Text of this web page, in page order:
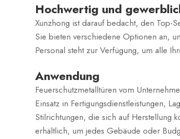
Hochwertig und
Xunzhong ist darauf bedacht, den Top-
Sie bieten verschiedene Optionen an,
Personal steht zur Verfügung, um alle
Anwendung
Feuerschutzmetalltüren vom
Einsatz in Fertigungsdienstleistungen,
Stilrichtungen, die sich auf Herstellung
erhältlich, um jedes Gebäude oder